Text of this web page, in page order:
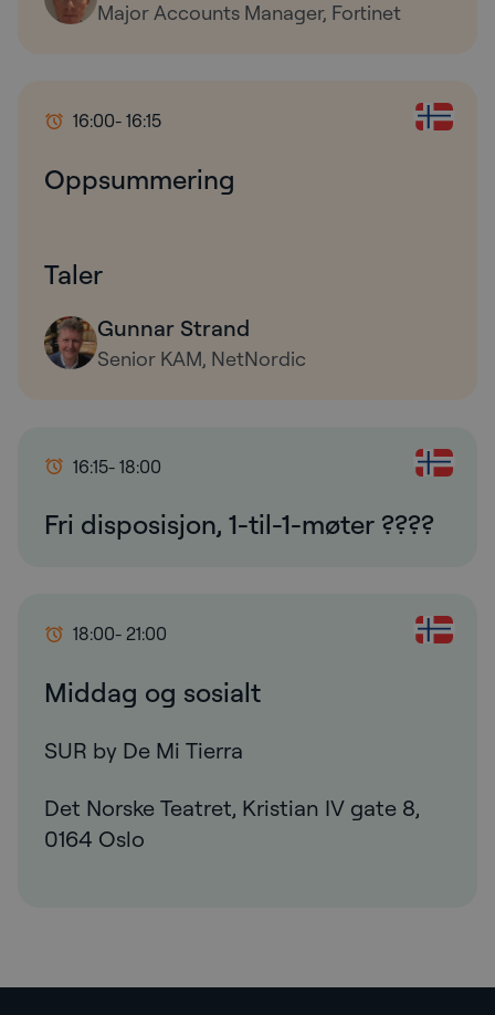
Major Accounts Manager, Fortinet
16:00- 16:15
Oppsummering
Taler
Gunnar Strand
Senior KAM, NetNordic
16:15- 18:00
Fri disposisjon, 1-til-1-møter ????
18:00- 21:00
Middag og sosialt
SUR by De Mi Tierra
Det Norske Teatret, Kristian IV gate 8,
0164 Oslo